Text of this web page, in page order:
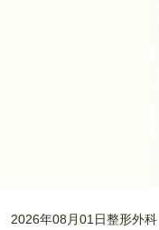
2026年08月01日整形外